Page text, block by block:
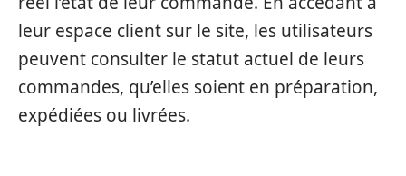
leur espace client sur le site, les utilisateurs
peuvent consulter le statut actuel de leurs
commandes, qu’elles soient en préparation,
expédiées ou livrées.